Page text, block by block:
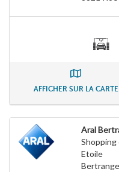
AFFICHER SUR LA CARTE
Aral
Shopping
Etoile
Bertrange